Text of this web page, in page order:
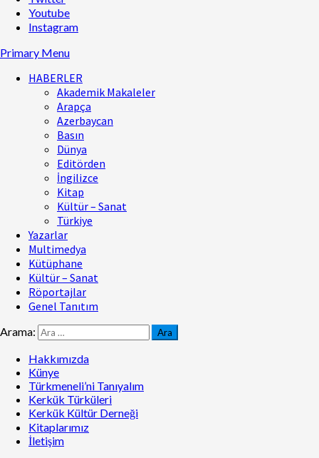
Youtube
Instagram
Primary Menu
HABERLER
Akademik Makaleler
Arapça
Azerbaycan
Basın
Dünya
Editörden
İngilizce
Kitap
Kültür – Sanat
Türkiye
Yazarlar
Multimedya
Kütüphane
Kültür – Sanat
Röportajlar
Genel Tanıtım
Arama:
Hakkımızda
Künye
Türkmeneli’ni Tanıyalım
Kerkük Türküleri
Kerkük Kültür Derneği
Kitaplarımız
İletişim